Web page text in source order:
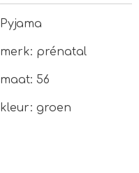
Pyjama
merk: prénatal
maat: 56
kleur: groen